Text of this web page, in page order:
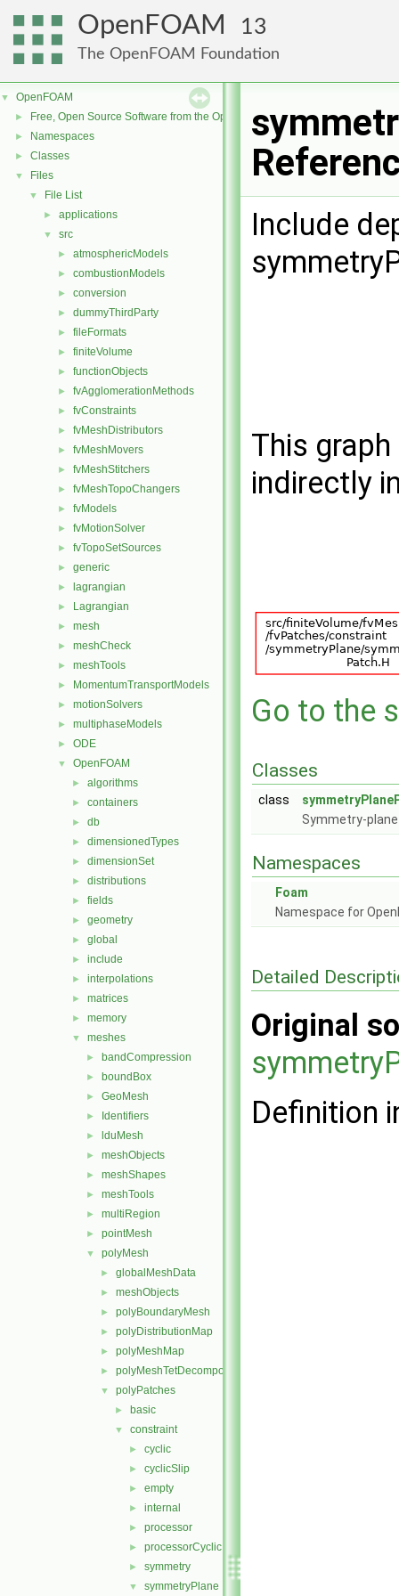
OpenFOAM 13
The OpenFOAM Foundation
▼ OpenFOAM
► Free, Open Source Software from the OpenFOAM Foundation
► Namespaces
► Classes
▼ Files
▼ File List
► applications
▼ src
► atmosphericModels
► combustionModels
► conversion
► dummyThirdParty
► fileFormats
► finiteVolume
► functionObjects
► fvAgglomerationMethods
► fvConstraints
► fvMeshDistributors
► fvMeshMovers
► fvMeshStitchers
► fvMeshTopoChangers
► fvModels
► fvMotionSolver
► fvTopoSetSources
► generic
► lagrangian
► Lagrangian
► mesh
► meshCheck
► meshTools
► MomentumTransportModels
► motionSolvers
► multiphaseModels
► ODE
▼ OpenFOAM
► algorithms
► containers
► db
► dimensionedTypes
► dimensionSet
► distributions
► fields
► geometry
► global
► include
► interpolations
► matrices
► memory
▼ meshes
► bandCompression
► boundBox
► GeoMesh
► Identifiers
► lduMesh
► meshObjects
► meshShapes
► meshTools
► multiRegion
► pointMesh
▼ polyMesh
► globalMeshData
► meshObjects
► polyBoundaryMesh
► polyDistributionMap
► polyMeshMap
► polyMeshTetDecomposition
▼ polyPatches
► basic
▼ constraint
► cyclic
► cyclicSlip
► empty
► internal
► processor
► processorCyclic
► symmetry
▼ symmetryPlane
Include
This
indirectly
Go to the
Classes
class
Symmetry-
Namespaces
Foam
Namespace for
Detailed
Original
Definition